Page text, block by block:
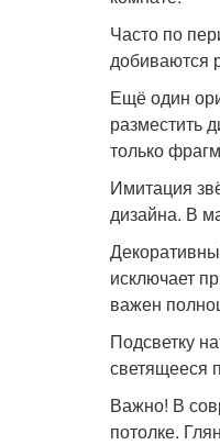
Часто по
добиваются
Ещё один
разместить
только
Имитация
дизайна. В
исключает
важен
Подсветку
светящееся
Важно! В
потолке.